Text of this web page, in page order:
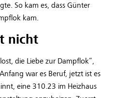
So kam es, dass Günter
kam.
nicht
die Liebe zur Dampflok“,
war es Beruf, jetzt ist es
eine 310.23 im Heizhaus